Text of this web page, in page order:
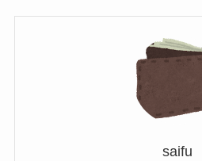
saifu